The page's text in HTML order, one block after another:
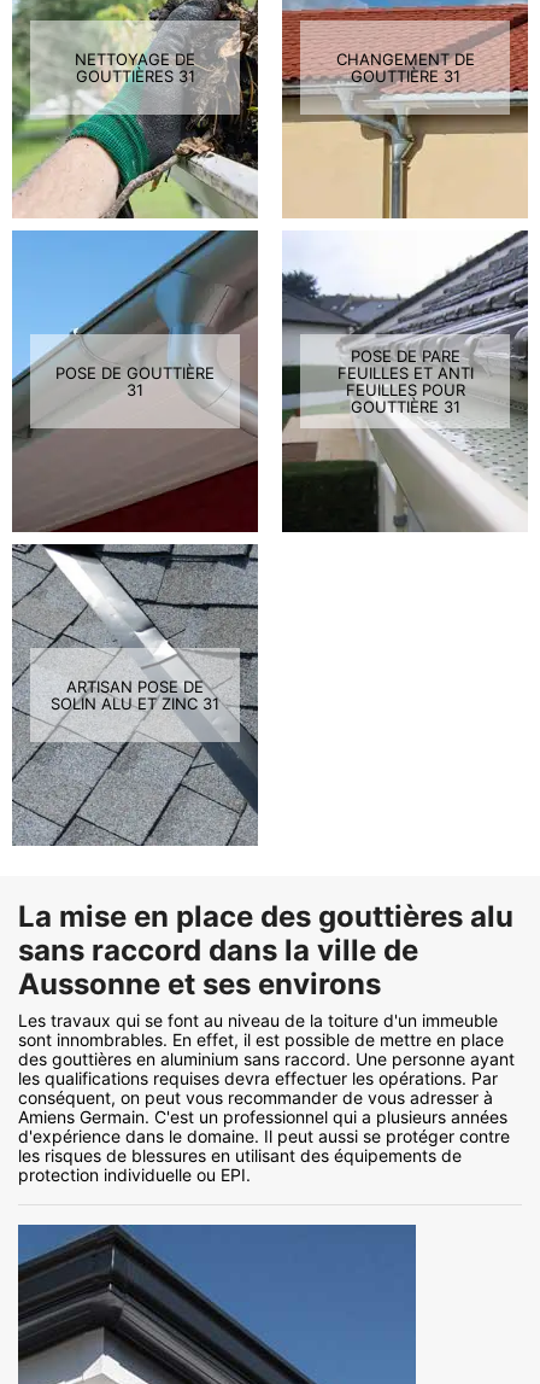
NETTOYAGE DE
GOUTTIÈRES 31
CHANGEMENT DE
GOUTTIÈRE 31
POSE DE GOUTTIÈRE
31
POSE DE PARE
FEUILLES ET ANTI
FEUILLES POUR
GOUTTIÈRE 31
ARTISAN POSE DE
SOLIN ALU ET ZINC 31
La mise en place des gouttières alu
sans raccord dans la ville de
Aussonne et ses environs
Les travaux qui se font au niveau de la toiture d'un immeuble
sont innombrables. En effet, il est possible de mettre en place
des gouttières en aluminium sans raccord. Une personne ayant
les qualifications requises devra effectuer les opérations. Par
conséquent, on peut vous recommander de vous adresser à
Amiens Germain. C'est un professionnel qui a plusieurs années
d'expérience dans le domaine. Il peut aussi se protéger contre
les risques de blessures en utilisant des équipements de
protection individuelle ou EPI.